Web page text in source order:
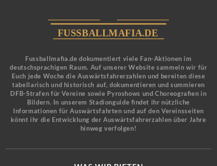
Fussballmafia.de dokumentiert viele Fan-Aktionen im
deutschsprachigen Raum. Auf unserer Website sammeln wir für
Euch jede Woche die Auswärtsfahrerzahlen und bereiten diese
tabellarisch und historisch auf, dokumentieren und summieren
DFB-Strafen für Vereine sowie Pyroshows und Choreografien in
Bildern. In unserem Stadionguide findet ihr nützliche
Informationen für Auswärtsfahrten und auf den Vereinsseiten
könnt ihr die Entwicklung der Auswärtsfahrerzahlen über Jahre
hinweg verfolgen!